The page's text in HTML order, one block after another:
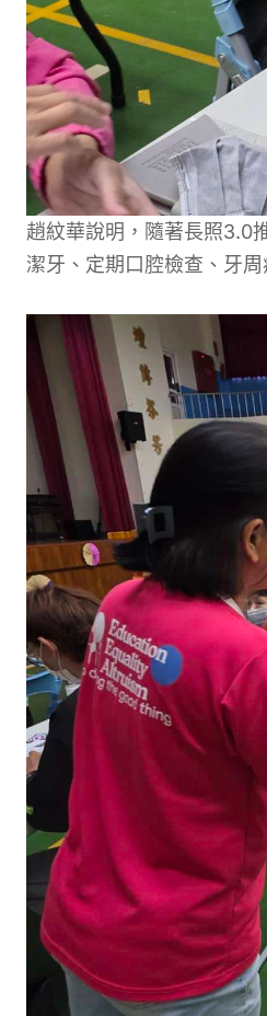
趙紋華說明，隨著長照3.0
潔牙、定期口腔檢查、牙